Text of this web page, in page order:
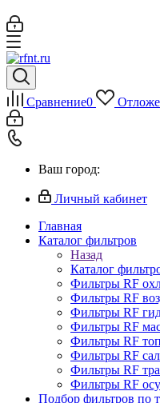
Сравнение0
Ваш город:
Личный кабинет
Главная
Каталог фильтров
Назад
Каталог
Фильтры RF
Фильтры RF
Фильтры RF
Фильтры RF
Фильтры RF
Фильтры RF
Фильтры RF
Фильтры RF
Подбор фильтров по